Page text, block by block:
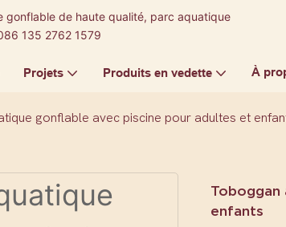
de haute qualité, parc aquatique
135 2762 1579
Projets Produits en vedette À
gonflable avec piscine pour adultes et
Toboggan
enfants